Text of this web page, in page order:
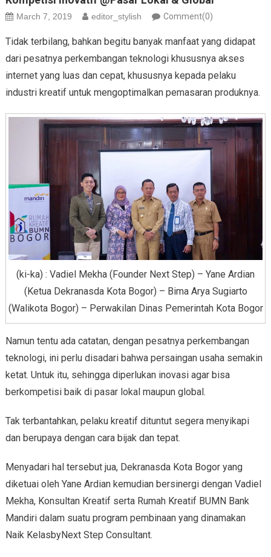
March 7, 2019 editor_stylish Comment(0)
Tidak terbilang, bahkan begitu banyak manfaat yang didapat
dari pesatnya perkembangan teknologi khususnya akses
internet yang luas dan cepat, khususnya kepada pelaku
industri kreatif untuk mengoptimalkan pemasaran produknya.
(ki-ka) : Vadiel Mekha (Founder Next Step) – Yane Ardian
(Ketua Dekranasda Kota Bogor) – Bima Arya Sugiarto
(Walikota Bogor) – Perwakilan Dinas Pemerintah Kota Bogor
Namun tentu ada catatan, dengan pesatnya perkembangan
teknologi, ini perlu disadari bahwa persaingan usaha semakin
ketat. Untuk itu, sehingga diperlukan inovasi agar bisa
berkompetisi baik di pasar lokal maupun global.
Tak terbantahkan, pelaku kreatif dituntut segera menyikapi
dan berupaya dengan cara bijak dan tepat.
Menyadari hal tersebut jua, Dekranasda Kota Bogor yang
diketuai oleh Yane Ardian kemudian bersinergi dengan Vadiel
Mekha, Konsultan Kreatif serta Rumah Kreatif BUMN Bank
Mandiri dalam suatu program pembinaan yang dinamakan
Naik KelasbyNext Step Consultant.